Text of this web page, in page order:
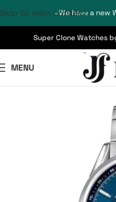
We have a new
Skip to main content
Super Clone Watches
MENU